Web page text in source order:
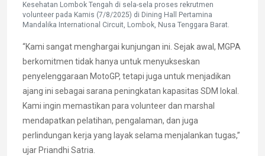
Kesehatan Lombok Tengah di sela-sela proses rekrutmen
volunteer pada Kamis (7/8/2025) di Dining Hall Pertamina
Mandalika International Circuit, Lombok, Nusa Tenggara Barat.
“Kami sangat menghargai kunjungan ini. Sejak awal, MGPA
berkomitmen tidak hanya untuk menyukseskan
penyelenggaraan MotoGP, tetapi juga untuk menjadikan
ajang ini sebagai sarana peningkatan kapasitas SDM lokal.
Kami ingin memastikan para volunteer dan marshal
mendapatkan pelatihan, pengalaman, dan juga
perlindungan kerja yang layak selama menjalankan tugas,”
ujar Priandhi Satria.